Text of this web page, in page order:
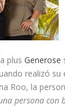
plusGenerose
realizó
Roo, la
persona con